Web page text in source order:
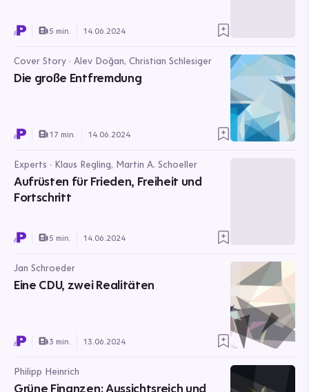
5 min. 14.06.2024
Cover Story · Alev Doğan, Christian Schlesiger
Die große Entfremdung
17 min. 14.06.2024
Experts · Klaus Regling, Martin A. Schoeller
Aufrüsten für Frieden, Freiheit und
Fortschritt
5 min. 14.06.2024
Jan Schroeder
Eine CDU, zwei Realitäten
3 min. 13.06.2024
Philipp Heinrich
Grüne Finanzen: Aussichtsreich und